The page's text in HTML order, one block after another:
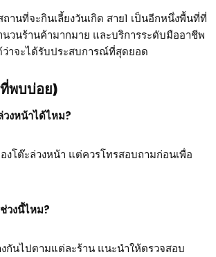
นที่จะกินเลี้ยงวันเกิด สาย1 เป็นอีกหนึ่งพื้นที่ที่
วนร้านค้ามากมาย และบริการระดับมืออาชีพ
าจะได้รับประสบการณ์ที่สุดยอด
พบบ่อย)
วงหน้าได้ไหม?
งโต๊ะล่วงหน้า แต่ควรโทรสอบถามก่อนเพื่อ
วงนี้ไหม?
กันไปตามแต่ละร้าน แนะนำให้ตรวจสอบ